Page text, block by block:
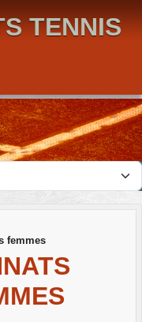
TENNIS
femmes